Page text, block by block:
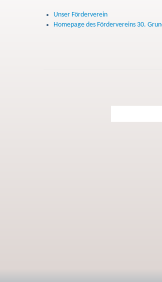
Unser Förderverein
Homepage des Fördervereins 30.